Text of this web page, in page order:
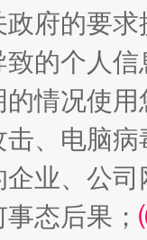
国五大"原罪"
政府的要
的个人信
的情况使
击、电脑
企业、公
态后果；